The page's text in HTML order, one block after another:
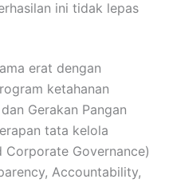
ini tidak lepas
erat dengan
ketahanan
Gerakan Pangan
tata kelola
Corporate Governance)
Accountability,